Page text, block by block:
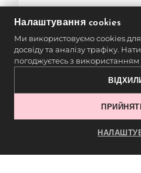
за вухо.
Зачекати 24
наявність
Якщо реакція
інший продукт
процедуру.
Налаштування cookies
Ми використовуємо cookies
досвіду та аналізу трафіку.
погоджуєтесь з використанням